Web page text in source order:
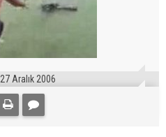
27 Aralık 2006